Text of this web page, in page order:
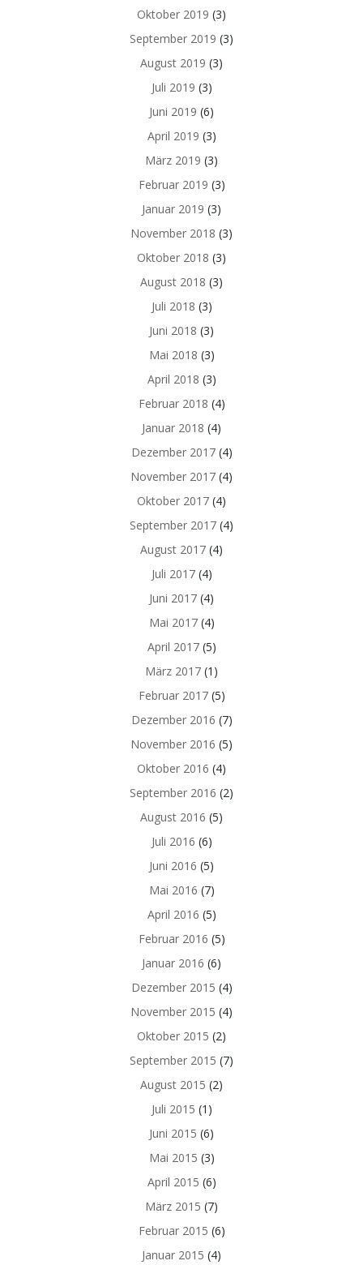
Oktober 2019 (3)
September 2019 (3)
August 2019 (3)
Juli 2019 (3)
Juni 2019 (6)
April 2019 (3)
März 2019 (3)
Februar 2019 (3)
Januar 2019 (3)
November 2018 (3)
Oktober 2018 (3)
August 2018 (3)
Juli 2018 (3)
Juni 2018 (3)
Mai 2018 (3)
April 2018 (3)
Februar 2018 (4)
Januar 2018 (4)
Dezember 2017(4)
November 2017 (4)
Oktober 2017 (4)
September 2017 (4)
August 2017 (4)
Juli 2017(4)
Juni 2017 (4)
Mai 2017(4)
April 2017(5)
März 2017 (1)
Februar 2017(5)
Dezember 2016 (7)
November 2016 (5)
Oktober 2016 (4)
September 2016 (2)
August 2016 (5)
Juli 2016 (6)
Juni 2016 (5)
Mai 2016 (7)
April 2016 (5)
Februar 2016 (5)
Januar 2016 (6)
Dezember 2015 (4)
November 2015 (4)
Oktober 2015 (2)
September 2015 (7)
August 2015 (2)
Juli 2015 (1)
Juni 2015 (6)
Mai 2015 (3)
April 2015 (6)
März 2015 (7)
Februar 2015 (6)
Januar 2015 (4)